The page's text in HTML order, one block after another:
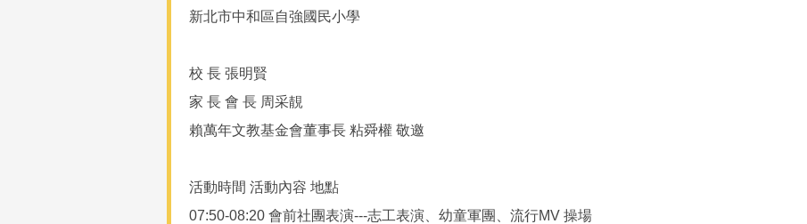
新北市中和區自強國民小學
校 長 張明賢
家 長 會 長 周采靚
賴萬年文教基金會董事長 粘舜權 敬邀
活動時間 活動內容 地點
07:50-08:20 會前社團表演---志工表演、幼童軍團、流行MV 操場